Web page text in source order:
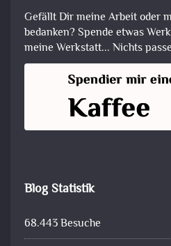
Gefällt Dir meine Arbeit oder
bedanken? Spende etwas
meine Werkstatt... Nichts
Blog Statistik
68.443 Besuche